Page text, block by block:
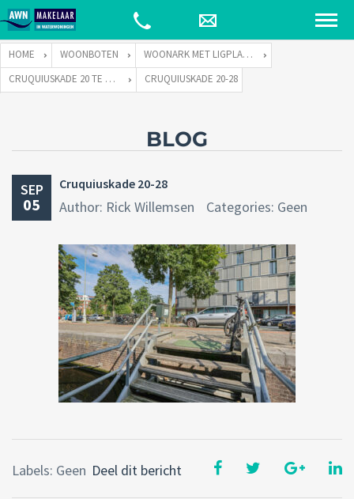
HOME WOONBOTEN
WOONARK MET LIGPLAATS
CRUQUIUSKADE 20 TE 1018 AP AMSTERDAM
CRUQUIUSKADE 20-28
BLOG
SEP
05
Cruquiuskade 20-28
Author: Rick Willemsen Categories: Geen
Deel dit bericht
Labels: Geen